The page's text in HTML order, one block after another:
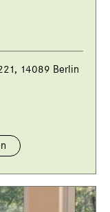
14089 Berlin